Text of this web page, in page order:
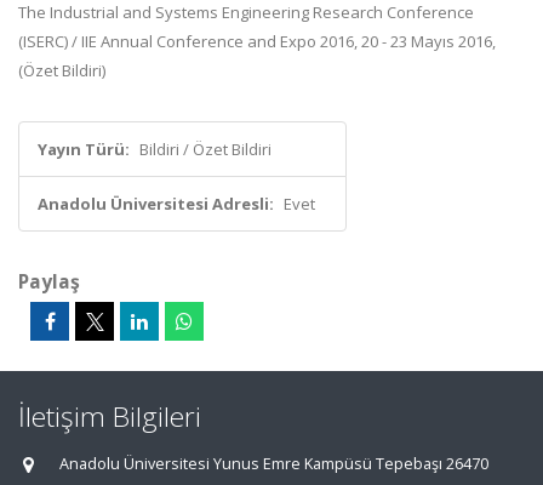
The Industrial and Systems Engineering Research Conference
(ISERC) / IIE Annual Conference and Expo 2016, 20 - 23 Mayıs 2016,
(Özet Bildiri)
Yayın Türü: Bildiri / Özet Bildiri
Anadolu Üniversitesi Adresli: Evet
Paylaş
İletişim Bilgileri
Anadolu Üniversitesi Yunus Emre Kampüsü Tepebaşı 26470